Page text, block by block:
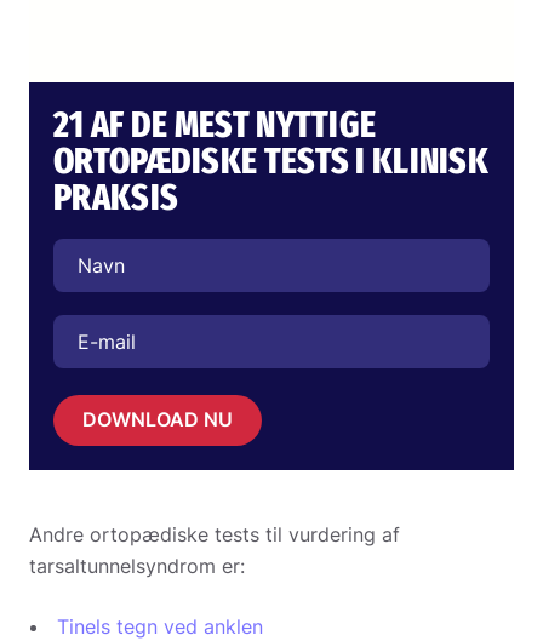
21 AF DE MEST NYTTIGE
ORTOPÆDISKE TESTS I KLINISK
PRAKSIS
DOWNLOAD NU
Andre ortopædiske tests til vurdering af
tarsaltunnelsyndrom er:
Tinels tegn ved anklen